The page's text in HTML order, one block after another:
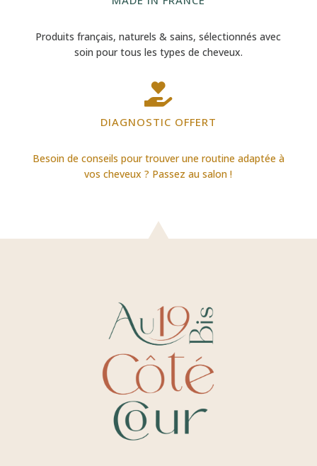
Produits français, naturels & sains, sélectionnés avec
soin pour tous les types de cheveux.

DIAGNOSTIC OFFERT
Besoin de conseils pour trouver une routine adaptée à
vos cheveux ? Passez au salon !